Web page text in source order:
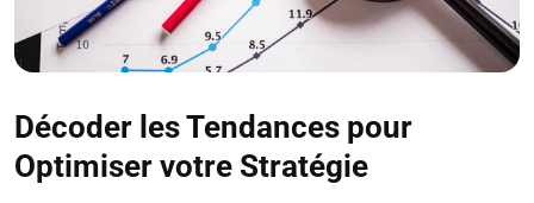
Décoder les Tendances pour
Optimiser votre Stratégie